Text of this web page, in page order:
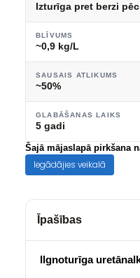
Izturīga pret berzi
BLĪVUMS
~0,9 kg/L
SAUSAIS ATLIKUMS
~50%
GLABĀŠANAS LAIKS
5 gadi
Šajā mājaslapā pirkšana
Iegādājies veikalā
Īpašības
Ilgnoturīga